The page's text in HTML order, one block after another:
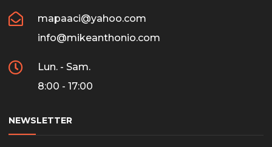
mapaaci@yahoo.com
info@mikeanthonio.com
Lun. - Sam.
8:00 - 17:00
NEWSLETTER